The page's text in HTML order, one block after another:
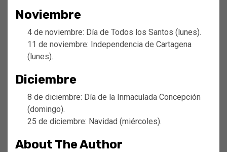
Noviembre
4 de noviembre: Día de Todos los Santos (lunes).
11 de noviembre: Independencia de Cartagena
(lunes).
Diciembre
8 de diciembre: Día de la Inmaculada Concepción
(domingo).
25 de diciembre: Navidad (miércoles).
About The Author